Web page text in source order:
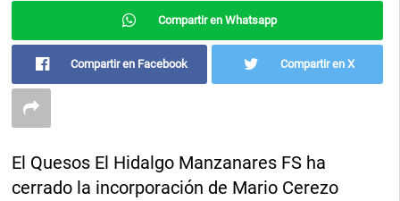
Compartir en Whatsapp
Compartir en Facebook Compartir en X
El Quesos El Hidalgo Manzanares FS ha
cerrado la incorporación de Mario Cerezo